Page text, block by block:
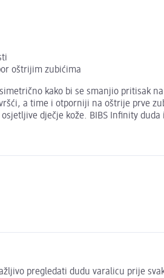
oštrijim zubićima
kako bi se smanjio pritisak
a time i otporniji na oštrije prve
dječje kože. BIBS Infinity duda
pregledati dudu varalicu prije